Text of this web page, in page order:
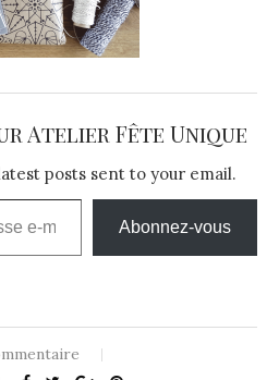
Atelier Fête Unique
posts sent to your email.
Abonnez-vous